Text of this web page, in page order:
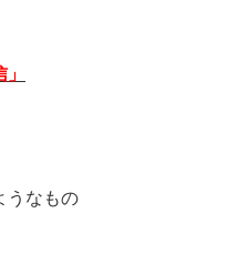
うなもの